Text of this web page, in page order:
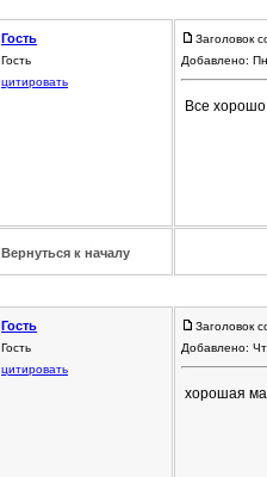
Гость
Гость
цитировать
Заголовок
Добавлено:
Все
Вернуться к началу
Гость
Гость
цитировать
Заголовок
Добавлено:
хорошая